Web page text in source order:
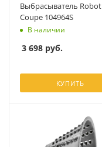
Выбрасыватель Robot
Coupe 104964S
В наличии
3 698 руб.
КУПИТЬ